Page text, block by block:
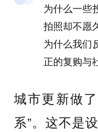
为什么一些
拍照却不愿
为什么我们
正的复购与
城市更新做
系”。这不是